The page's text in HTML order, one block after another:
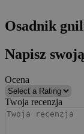
Osadnik
Napisz
Ocena
Twoja recenzja